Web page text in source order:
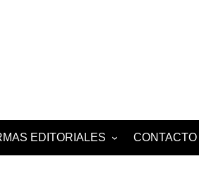
EDITORIALES CONTACTO